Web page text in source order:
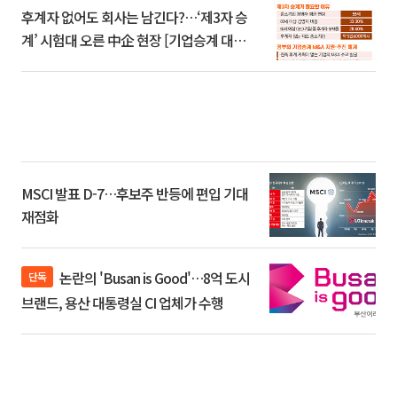
후계자 없어도 회사는 남긴다?…‘제3자 승
계’ 시험대 오른 中企 현장 [기업승계 대전
MSCI 발표 D-7…후보주 반등에 편입 기대
재점화
단독
브랜드, 용산 대통령실 CI 업체가 수행